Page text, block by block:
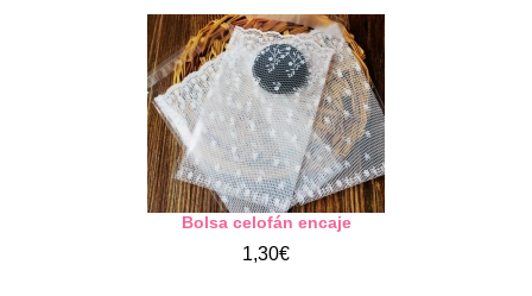
Bolsa celofán encaje
1,30€